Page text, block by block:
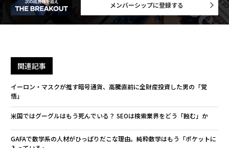
メンバーシップに登録する
関連記事
イーロン・マスクが推す暗号通貨、高騰直前に全財産投資した男の「覚
悟」
米国ではグーグルはもう死んでいる？ SEOは検索業界をどう「蝕む」か
GAFAで数学系の人材がひっぱりだこな理由。純粋数学はもう「ポケットに